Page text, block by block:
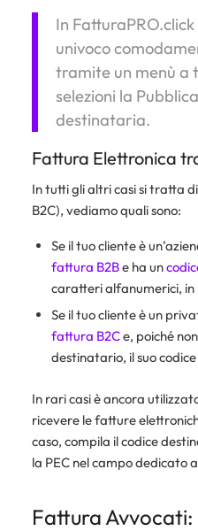
In
univoco
tramite un menù a
selezioni la
destinataria.
Fattura Elettronica
In tutti gli altri casi si tratta
B2C), vediamo quali sono:
Se il tuo cliente è
fattura B2Be ha un
caratteri alfanumerici, in
Se il tuo cliente è un
fattura B2Ce, poiché
destinatario, il suo
In rari casi è ancora
ricevere le fatture
caso, compila il codice
la PEC nel campo dedicato
Fattura